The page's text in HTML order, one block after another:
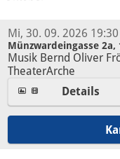
Mi, 30. 09. 2026
Münzwardeingasse 2a,
Musik Bernd Oliver
TheaterArche
Details